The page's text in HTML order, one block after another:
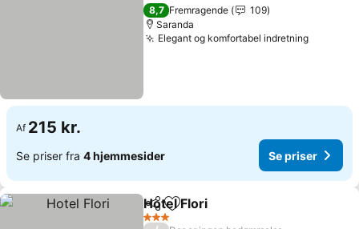
8,7 Fremragende
109
Saranda
Elegant og komfortabel indretning
Af 215 kr.
Se priser fra 4 hjemmesider Se priser
Del Føj til favoritter
Hotel Flori
3 Stjerner